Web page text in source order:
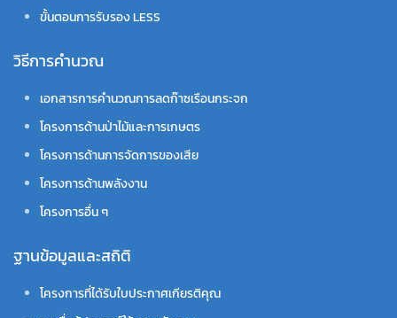
ขั้นตอนการรับรอง LESS
วิธีการคำนวณ
เอกสารการคำนวณการลดก๊าซเรือนกระจก
โครงการด้านป่าไม้และการเกษตร
โครงการด้านการจัดการของเสีย
โครงการด้านพลังงาน
โครงการอื่น ๆ
ฐานข้อมูลและสถิติ
โครงการที่ได้รับใบประกาศเกียรติคุณ